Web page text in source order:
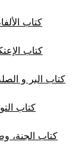
كتاب
كتاب
كتاب البر و
كتاب
كتاب الجنة،